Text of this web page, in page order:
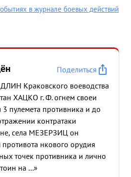
в журнале боевых действий
Поделиться
Краковского воеводства
ХАЦКО г. Ф. огнем своеи
пулемета противника и до
контратаки
села МЕЗЕРЗИЦ он
нкового орудия
точек противника и лично
на ...»